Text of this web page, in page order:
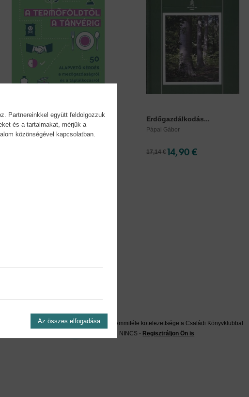
A termőföldtől a tányérig Erdőgazdálkodás...
Pápai Gábor
17,14 €14,90 €
Önnek semmiféle kötelezettsége a Családi Könyvklubbal
szemben NINCS - Regisztráljon Ön is
Partnereinkkel együtt feldolgozzuk
és a tartalmakat, mérjük a
közönségével kapcsolatban.
Az összes elfogadása